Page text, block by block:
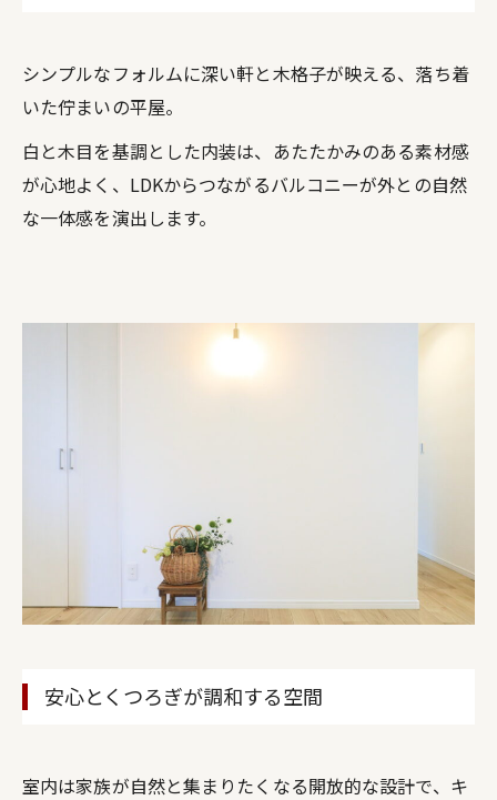
シンプルなフォルムに深い軒と木格子が映える、落ち着
いた佇まいの平屋。
白と木目を基調とした内装は、あたたかみのある素材感
が心地よく、LDKからつながるバルコニーが外との自然
な一体感を演出します。
安心とくつろぎが調和する空間
室内は家族が自然と集まりたくなる開放的な設計で、キ